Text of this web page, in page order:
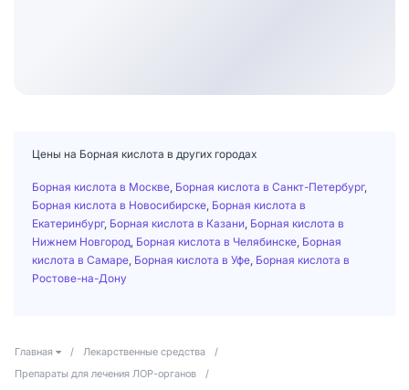
Цены на Борная кислота в других городах
Борная кислота в Москве Борная кислота в Санкт-Петербург,
Борная кислота в Новосибирске Борная кислота в
Екатеринбург, Борная кислота в Казани Борная кислота в
Нижнем Новгород Борная кислота в Челябинске Борная
кислота в Самаре Борная кислота в Уфе Борная кислота в
Ростове-на-Дону
Главная / Лекарственные средства
/
Препараты для лечения ЛОР-органов
/